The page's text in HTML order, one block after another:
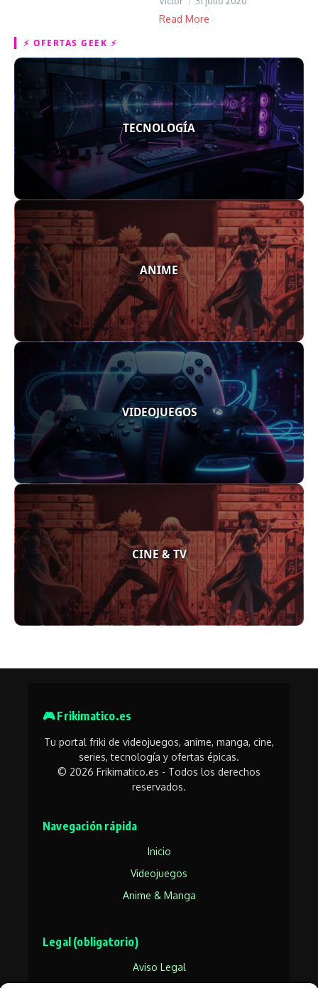
Read More
⚡ OFERTAS GEEK ⚡
TECNOLOGÍA
ANIME
VIDEOJUEGOS
CINE & TV
🎮 Frikimatico.es
Tu portal friki de videojuegos, anime, manga, cine,
series, tecnología y ofertas épicas.
© 2026 Frikimatico.es - Todos los derechos
reservados.
Navegación rápida
Inicio
Videojuegos
Anime & Manga
Legal (obligatorio)
Aviso Legal